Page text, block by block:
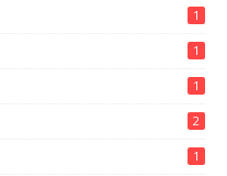
1
1
1
2
1